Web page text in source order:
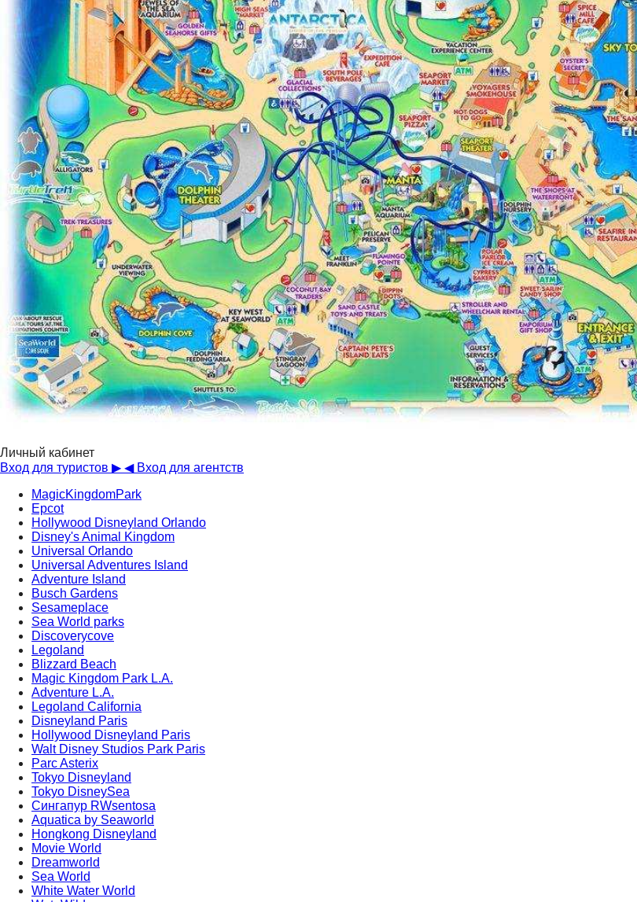
Личный кабинет
Вход для туристов ▶ ◀ Вход для агентств
MagicKingdomPark
Epcot
Hollywood Disneyland Orlando
Disney's Animal Kingdom
Universal Orlando
Universal Adventures Island
Adventure Island
Busch Gardens
Sesameplace
Sea World parks
Discoverycove
Legoland
Blizzard Beach
Magic Kingdom Park L.A.
Аdventure L.A.
Legoland Сalifornia
Disneyland Paris
Hollywood Disneyland Paris
Walt Disney Studios Park Paris
Parc Asterix
Tokyo Disneyland
Tokyo DisneySea
Сингапур RWsentosa
Aquatica by Seaworld
Hongkong Disneyland
Movie World
Dreamworld
Sea World
White Water World